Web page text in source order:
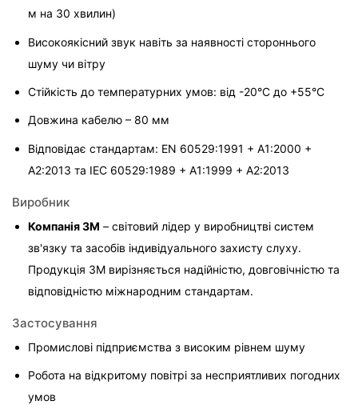
м на 30 хвилин)
Високоякісний звук навіть за наявності стороннього
шуму чи вітру
Стійкість до температурних умов: від -20°C до +55°C
Довжина кабелю – 80 мм
Відповідає стандартам: EN 60529:1991 + A1:2000 +
A2:2013 та IEC 60529:1989 + A1:1999 + A2:2013
Виробник
Компанія 3M – світовий лідер у виробництві систем
зв'язку та засобів індивідуального захисту слуху.
Продукція 3M вирізняється надійністю, довговічністю та
відповідністю міжнародним стандартам.
Застосування
Промислові підприємства з високим рівнем шуму
Робота на відкритому повітрі за несприятливих погодних
умов